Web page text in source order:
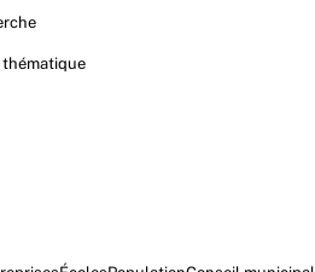
thématique